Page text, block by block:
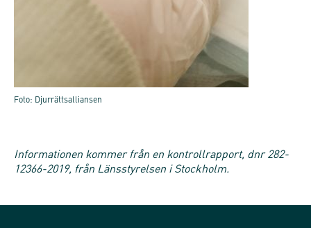
Foto: Djurrättsalliansen
Informationen kommer från en kontrollrapport, dnr 282-
12366-2019, från Länsstyrelsen i Stockholm.